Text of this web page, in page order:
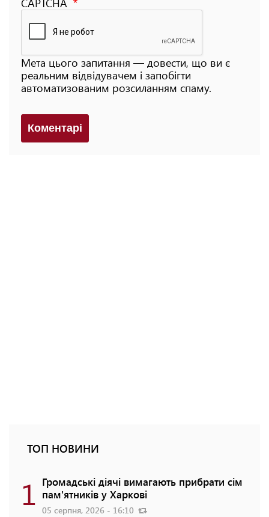
Мета цього запитання — довести, що ви є
реальним відвідувачем і запобігти
автоматизованим розсиланням спаму.
Коментарi
ТОП НОВИНИ
1 Громадські діячі вимагають прибрати сім
пам'ятників у Харкові
05 серпня, 2026 - 16:10